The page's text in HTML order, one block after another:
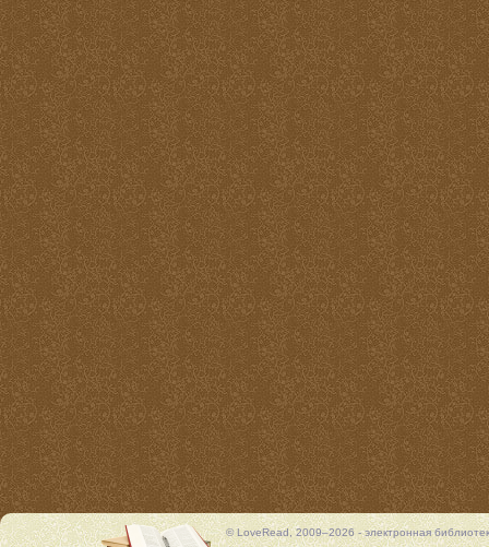
© LoveRead, 2009–2026 - электронная